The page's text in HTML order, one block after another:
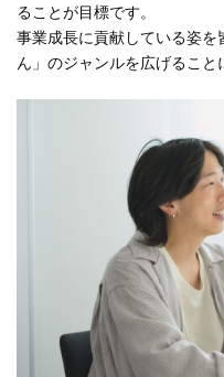
ることが目標です。
事業成長に貢献している姿を
ん」のジャンルを広げること